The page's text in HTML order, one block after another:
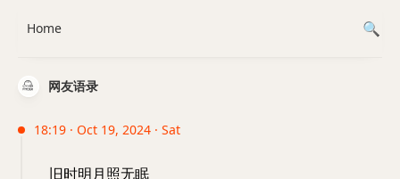
网友语录
18:19 · Oct 19, 2024 · Sat
旧时明月照无眠
Home